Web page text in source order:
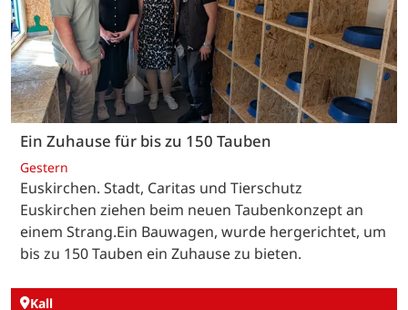
Ein Zuhause für bis zu 150 Tauben
Gestern
Euskirchen. Stadt, Caritas und Tierschutz
Euskirchen ziehen beim neuen Taubenkonzept an
einem Strang.Ein Bauwagen, wurde hergerichtet, um
bis zu 150 Tauben ein Zuhause zu bieten.
Kall